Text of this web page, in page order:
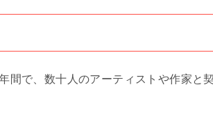
間で、数十人のアーティストや作家と